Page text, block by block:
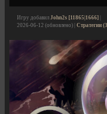
Игру добавил John2s [11865|1666]
2026-06-12 (обновлено) | Стратегии